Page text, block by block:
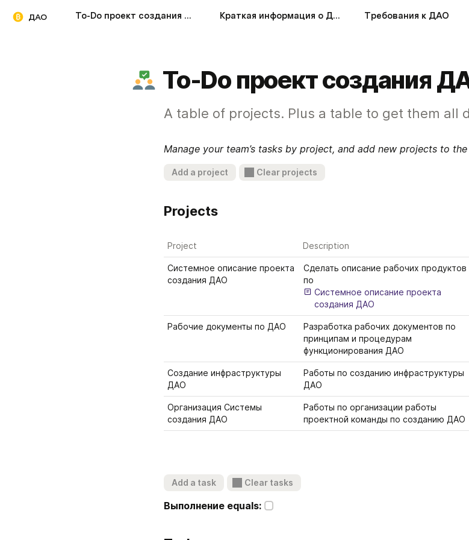
ДАО To-Do проект создания ДАО Краткая информация о ДАО Требования к ДАО
To-Do проект создания
A table of projects. Plus a table to get them all
Manage your team’s tasks by project, and add new projects to
Add a project Clear projects
Projects
Project Description
Системное описание проекта
создания ДАО
Сделать описание рабочих продуктов
по
Системное описание проекта
создания ДАО
Рабочие документы по ДАО
Разработка рабочих документов по
принципам и процедурам
функционирования ДАО
Создание инфраструктуры
ДАО
Работы по созданию инфраструктуры
ДАО
Организация Системы
создания ДАО
Работы по организации работы
проектной команды по созданию ДАО
Add a task Clear tasks
Выполнение equals: